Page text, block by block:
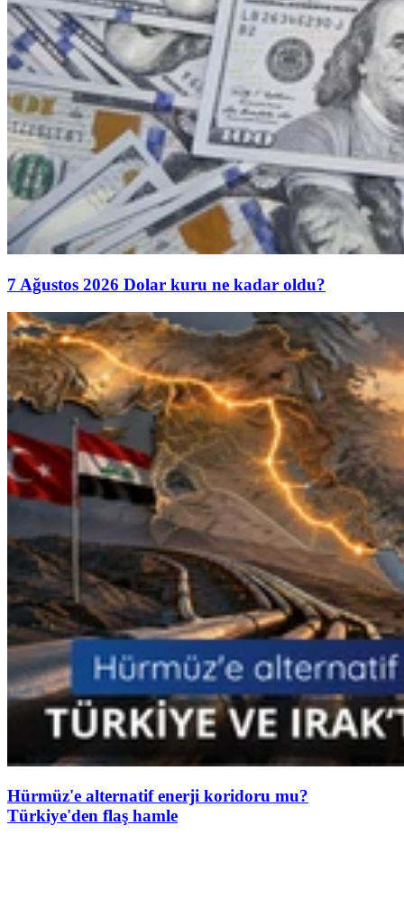
7 Ağustos 2026 Dolar kuru ne kadar oldu?
Hürmüz'e alternatif enerji koridoru mu?
Türkiye'den flaş hamle